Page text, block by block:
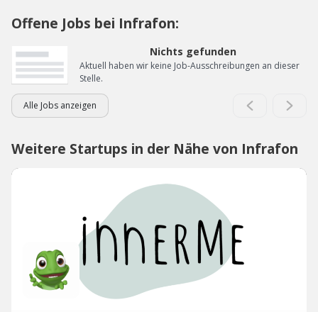
Offene Jobs bei Infrafon:
Nichts gefunden
Aktuell haben wir keine Job-Ausschreibungen an dieser
Stelle.
Alle Jobs anzeigen
Weitere Startups in der Nähe von Infrafon